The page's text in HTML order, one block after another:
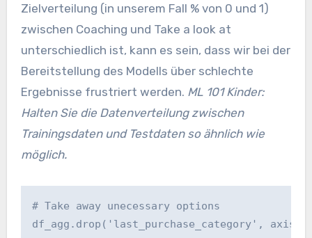
Zielverteilung (in unserem Fall % von 0 und 1)
zwischen Coaching und Take a look at
unterschiedlich ist, kann es sein, dass wir bei der
Bereitstellung des Modells über schlechte
Ergebnisse frustriert werden. ML 101 Kinder:
Halten Sie die Datenverteilung zwischen
Trainingsdaten und Testdaten so ähnlich wie
möglich.
# Take away unecessary options
df_agg.drop('last_purchase_category',